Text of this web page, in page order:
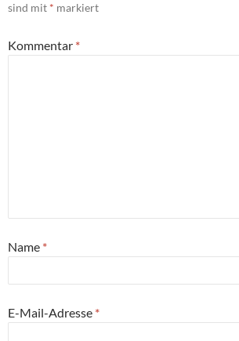
sind mit * markiert
Kommentar *
Name *
E-Mail-Adresse *